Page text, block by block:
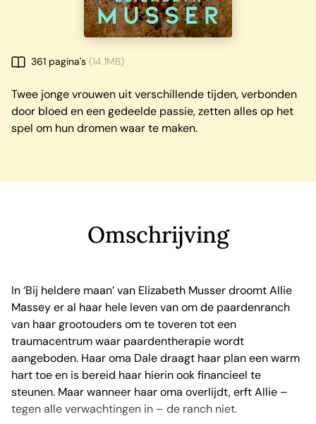
361 pagina's (14.1MB)
Twee jonge vrouwen uit verschillende tijden, verbonden
door bloed en een gedeelde passie, zetten alles op het
spel om hun dromen waar te maken.
Omschrijving
In ‘Bij heldere maan’ van Elizabeth Musser droomt Allie
Massey er al haar hele leven van om de paardenranch
van haar grootouders om te toveren tot een
traumacentrum waar paardentherapie wordt
aangeboden. Haar oma Dale draagt haar plan een warm
hart toe en is bereid haar hierin ook financieel te
steunen. Maar wanneer haar oma overlijdt, erft Allie –
tegen alle verwachtingen in – de ranch niet.